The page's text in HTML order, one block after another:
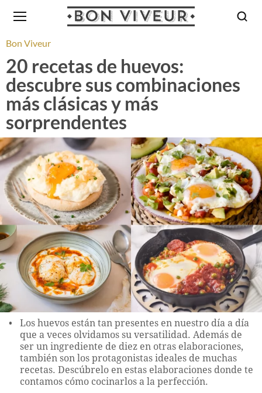
Bon Viveur
20 recetas de huevos:
descubre sus combinaciones
más clásicas y más
sorprendentes
Los huevos están tan presentes en nuestro día a día
que a veces olvidamos su versatilidad. Además de
ser un ingrediente de diez en otras elaboraciones,
también son los protagonistas ideales de muchas
recetas. Descúbrelo en estas elaboraciones donde te
contamos cómo cocinarlos a la perfección.